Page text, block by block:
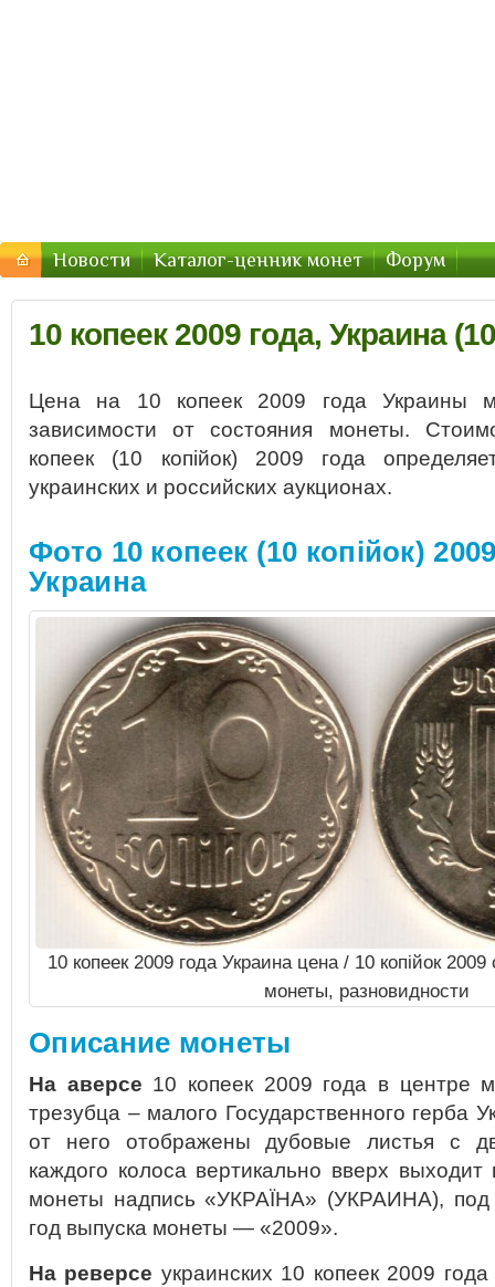
Новости Каталог-ценник монет Форум
10 копеек 2009 года, Украина
Цена на 10 копеек 2009 года Украины
зависимости от состояния монеты.
копеек (10 копійок) 2009 года
украинских и российских аукционах.
Фото 10 копеек (10 копiйок)
Украина
10 копеек 2009 года Украина цена / 10 копiйок
монеты, разновидности
Описание монеты
На аверсе 10 копеек 2009 года в центре
трезубца – малого Государственного герба
от него отображены дубовые листья с
каждого колоса вертикально вверх
монеты надпись «УКРАЇНА» (УКРАИНА), под
год выпуска монеты — «2009».
На реверсе украинских 10 копеек 2009